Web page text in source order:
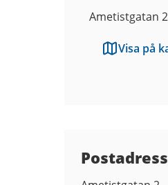
Ametistgatan 2
Visa på
Postadress